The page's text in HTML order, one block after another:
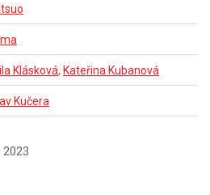
Klásková, Kateřina Kubanová
Kučera